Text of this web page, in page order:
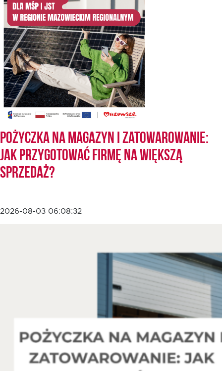
Dokumenty
Rekrutujemy
Kontakt
Pożyczka na magazyn i zatowarowanie:
jak przygotować firmę na większą
sprzedaż?
2026-08-03 06:08:32